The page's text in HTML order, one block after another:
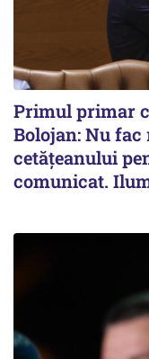
Primul primar
Bolojan: Nu
cetățeanului
comunicat.